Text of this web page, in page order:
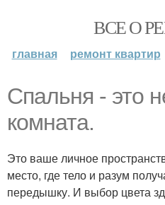
ВСЕ О
главная ремонт квартир
Спальня - это
комната.
Это ваше личное
место, где тело и разум
передышку. И выбор цвета